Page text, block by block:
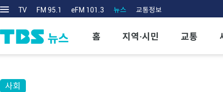
TV FM 95.1 eFM 101.3 뉴스 교통정보
홈 지역·시민 교통
사회